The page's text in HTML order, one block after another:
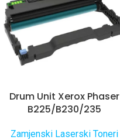
Drum Unit Xerox Phaser
B225/B230/235
Zamjenski Laserski Toneri